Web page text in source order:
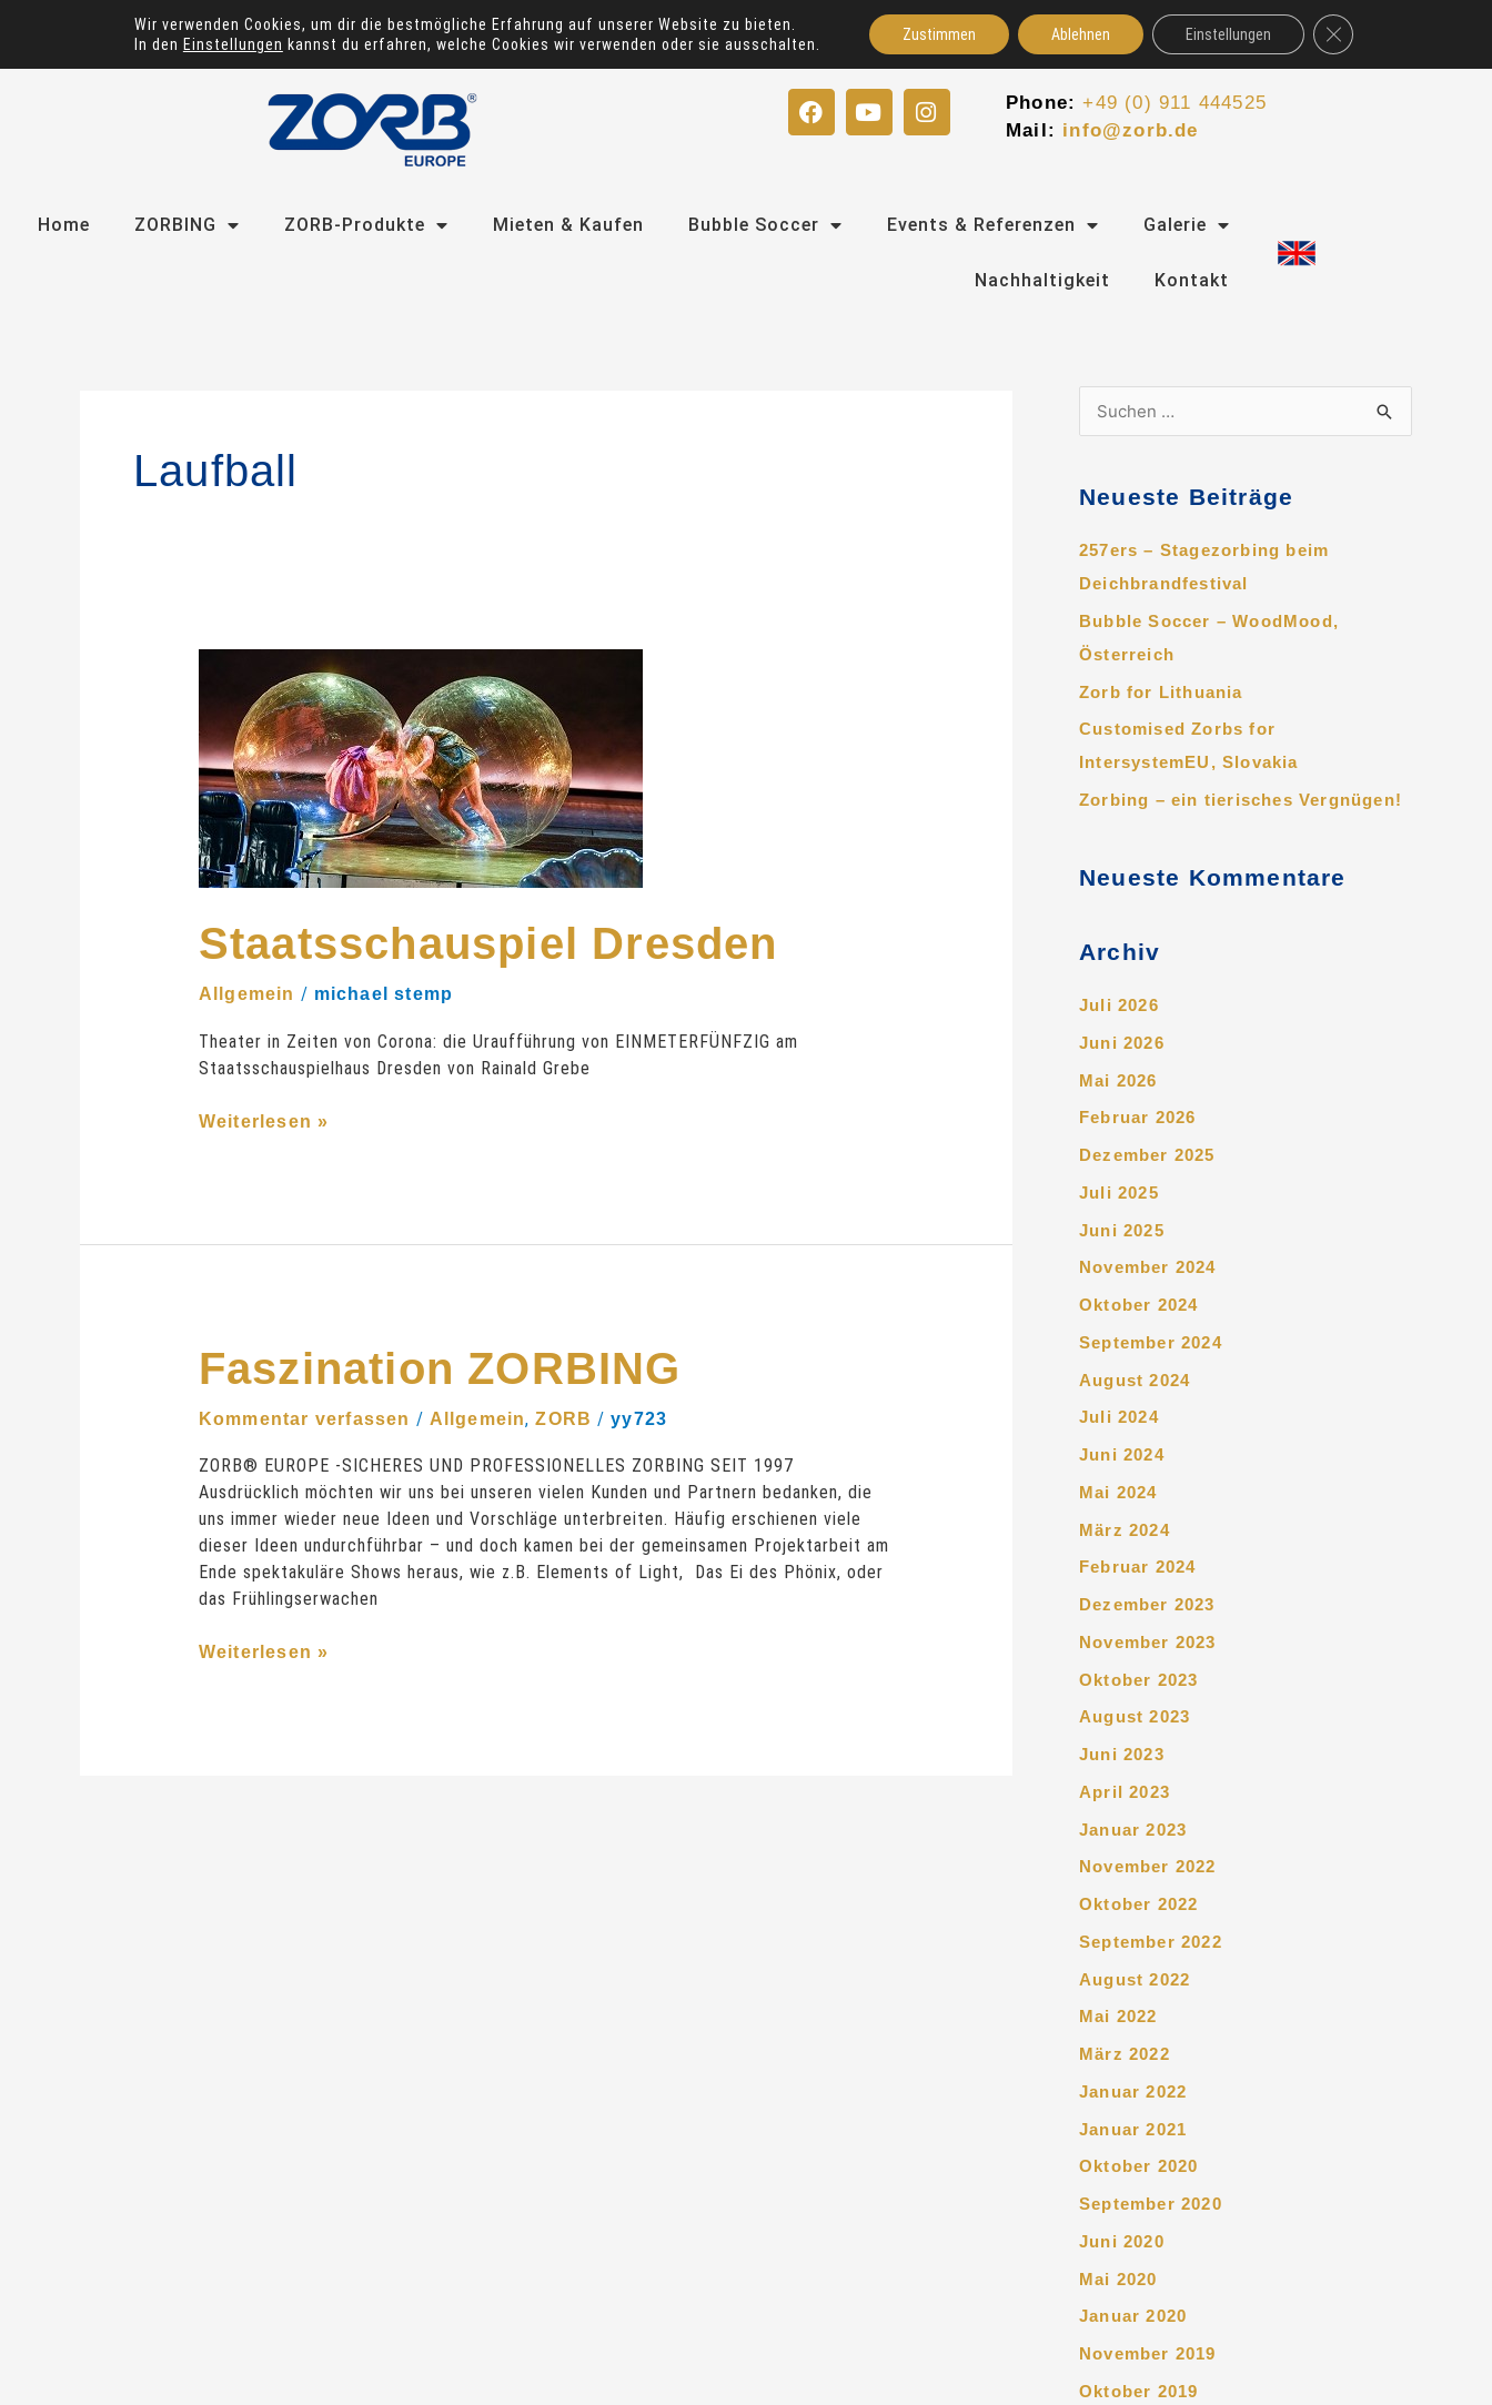
F
a
o
o
Y
o
I
n
g
r
Phone: +49 (0) 911 444525
Mail: info@zorb.de
Home ZORBING ZORB-Produkte Mieten & Kaufen Bubble Soccer Events & Referenzen Galerie
Nachhaltigkeit Kontakt
Laufball
Staatsschauspiel Dresden
Allgemein / michael stemp
Theater in Zeiten von Corona: die Uraufführung von EINMETERFÜNFZIG am
Staatsschauspielhaus Dresden von Rainald Grebe
Staatsschauspiel
Dresden
Weiterlesen »
Faszination ZORBING
Kommentar verfassen / Allgemein,ZORB /yy723
ZORB® EUROPE -SICHERES UND PROFESSIONELLES ZORBING SEIT 1997
Ausdrücklich möchten wir uns bei unseren vielen Kunden und Partnern bedanken, die
uns immer wieder neue Ideen und Vorschläge unterbreiten. Häufig erschienen viele
dieser Ideen undurchführbar – und doch kamen bei der gemeinsamen Projektarbeit am
Ende spektakuläre Shows heraus, wie z.B. Elements of Light, Das Ei des Phönix, oder
das Frühlingserwachen
Faszination
ZORBING
Weiterlesen »
e
n
n
a
c
Neueste Beiträge
257ers – Stagezorbing beim
Deichbrandfestival
Bubble Soccer – WoodMood,
Österreich
Zorb for Lithuania
Customised Zorbs for
IntersystemEU, Slovakia
Zorbing – ein tierisches Vergnügen!
Neueste Kommentare
Archiv
Juli 2026
Juni 2026
Mai 2026
Februar 2026
Dezember 2025
Juli 2025
Juni 2025
November 2024
Oktober 2024
September 2024
August 2024
Juli 2024
Juni 2024
Mai 2024
März 2024
Februar 2024
Dezember 2023
November 2023
Oktober 2023
August 2023
Juni 2023
April 2023
Januar 2023
November 2022
Oktober 2022
September 2022
August 2022
Mai 2022
März 2022
Januar 2022
Januar 2021
Oktober 2020
September 2020
Juni 2020
Mai 2020
Januar 2020
November 2019
Oktober 2019
Wir verwenden Cookies, um dir die bestmögliche Erfahrung auf unserer Website zu bieten.
In den Einstellungen kannst du erfahren, welche Cookies wir verwenden oder sie ausschalten.
Zustimmen Ablehnen Einstellungen GDPR Cookie-Banner